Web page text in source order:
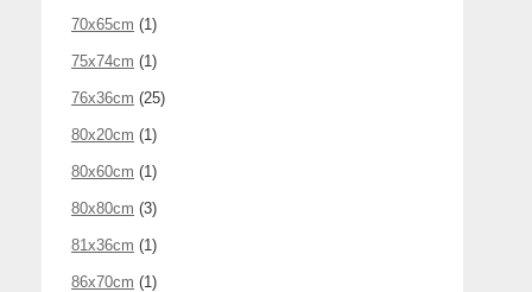
70x65cm (1)
75x74cm (1)
76x36cm (25)
80x20cm (1)
80x60cm (1)
80x80cm (3)
81x36cm (1)
86x70cm (1)